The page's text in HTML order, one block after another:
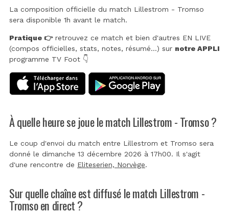
La composition officielle du match Lillestrom - Tromso
sera disponible 1h avant le match.
Pratique 👉retrouvez ce match et bien d'autres EN LIVE
(compos officielles, stats, notes, résumé...) sur notre APPLI
programme TV Foot 👇
À quelle heure se joue le match Lillestrom - Tromso ?
Le coup d'envoi du match entre Lillestrom et Tromso sera
donné le dimanche 13 décembre 2026 à 17h00. Il s'agit
d'une rencontre de Eliteserien, Norvège.
Sur quelle chaîne est diffusé le match Lillestrom -
Tromso en direct ?